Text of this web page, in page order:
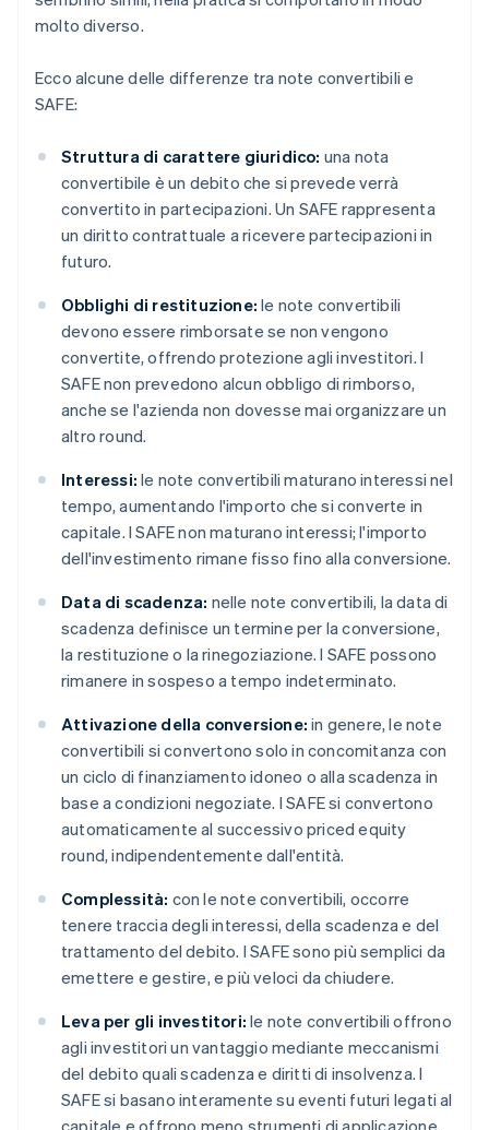
molto diverso.
Ecco alcune delle differenze tra note convertibili e
SAFE:
Struttura di carattere giuridico: una nota
convertibile è un debito che si prevede verrà
convertito in partecipazioni. Un SAFE rappresenta
un diritto contrattuale a ricevere partecipazioni in
futuro.
Obblighi di restituzione: le note convertibili
devono essere rimborsate se non vengono
convertite, offrendo protezione agli investitori. I
SAFE non prevedono alcun obbligo di rimborso,
anche se l'azienda non dovesse mai organizzare un
altro round.
Interessi: le note convertibili maturano interessi nel
tempo, aumentando l'importo che si converte in
capitale. I SAFE non maturano interessi; l'importo
dell'investimento rimane fisso fino alla conversione.
Data di scadenza: nelle note convertibili, la data di
scadenza definisce un termine per la conversione,
la restituzione o la rinegoziazione. I SAFE possono
rimanere in sospeso a tempo indeterminato.
Attivazione della conversione: in genere, le note
convertibili si convertono solo in concomitanza con
un ciclo di finanziamento idoneo o alla scadenza in
base a condizioni negoziate. I SAFE si convertono
automaticamente al successivo priced equity
round, indipendentemente dall'entità.
Complessità: con le note convertibili, occorre
tenere traccia degli interessi, della scadenza e del
trattamento del debito. I SAFE sono più semplici da
emettere e gestire, e più veloci da chiudere.
Leva per gli investitori: le note convertibili offrono
agli investitori un vantaggio mediante meccanismi
del debito quali scadenza e diritti di insolvenza. I
SAFE si basano interamente su eventi futuri legati al